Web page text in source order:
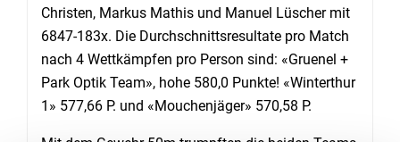
Christen, Markus Mathis und Manuel Lüscher mit
6847-183x. Die Durchschnittsresultate pro Match
nach 4 Wettkämpfen pro Person sind: «Gruenel +
Park Optik Team», hohe 580,0 Punkte! «Winterthur
1» 577,66 P. und «Mouchenjäger» 570,58 P.